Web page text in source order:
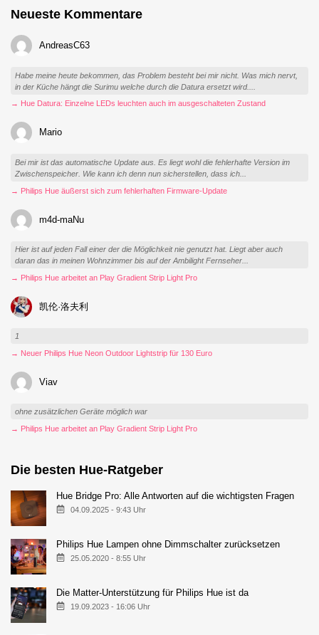
Neueste Kommentare
AndreasC63
Habe meine heute bekommen, das Problem besteht bei mir nicht. Was mich nervt,
in der Küche hängt die Surimu welche durch die Datura ersetzt wird....
→ Hue Datura: Einzelne LEDs leuchten auch im ausgeschalteten Zustand
Mario
Bei mir ist das automatische Update aus. Es liegt wohl die fehlerhafte Version im
Zwischenspeicher. Wie kann ich denn nun sicherstellen, dass ich...
→ Philips Hue äußerst sich zum fehlerhaften Firmware-Update
m4d-maNu
Hier ist auf jeden Fall einer der die Möglichkeit nie genutzt hat. Liegt aber auch
daran das in meinen Wohnzimmer bis auf der Ambilight Fernseher...
→ Philips Hue arbeitet an Play Gradient Strip Light Pro
凯伦·洛夫利
1
→ Neuer Philips Hue Neon Outdoor Lightstrip für 130 Euro
Viav
ohne zusätzlichen Geräte möglich war
→ Philips Hue arbeitet an Play Gradient Strip Light Pro
Die besten Hue-Ratgeber
Hue Bridge Pro: Alle Antworten auf die wichtigsten Fragen
04.09.2025 - 9:43 Uhr
Philips Hue Lampen ohne Dimmschalter zurücksetzen
25.05.2020 - 8:55 Uhr
Die Matter-Unterstützung für Philips Hue ist da
19.09.2023 - 16:06 Uhr